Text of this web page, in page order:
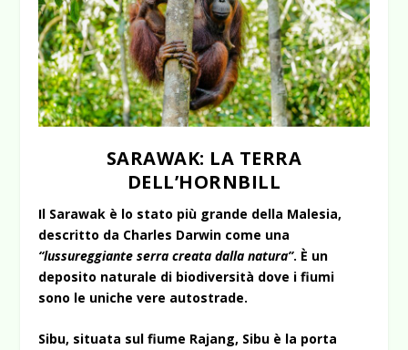
SARAWAK: LA TERRA
DELL’HORNBILL
Il Sarawak è lo stato più grande della Malesia,
descritto da Charles Darwin come una
“lussureggiante serra creata dalla natura”. È un
deposito naturale di biodiversità dove i fiumi
sono le uniche vere autostrade.
Sibu, situata sul fiume Rajang, Sibu è la porta